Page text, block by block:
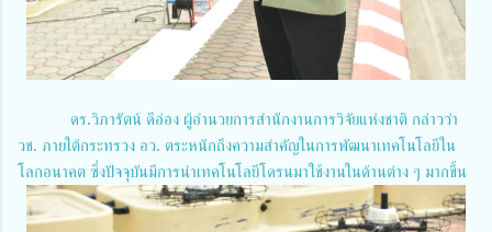
ดร.วิภารัตน์ ดีอ่อง ผู้อำนวยการสำนักงานการวิจัยแห่งชาติ กล่าวว่า
วช. ภายใต้กระทรวง อว. ตระหนักถึงความสำคัญในการพัฒนาเทคโนโลยีใน
โลกอนาคต ซึ่งปัจจุบันมีการนำเทคโนโลยีโดรนมาใช้งานในด้านต่าง ๆ มากขึ้น